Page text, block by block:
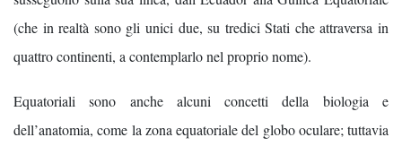
(che in realtà sono gli unici due, su tredici Stati che attraversa in
quattro continenti, a contemplarlo nel proprio nome).
Equatoriali sono anche alcuni concetti della biologia e
dell’anatomia, come la zona equatoriale del globo oculare; tuttavia